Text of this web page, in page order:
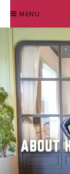
content
MENU